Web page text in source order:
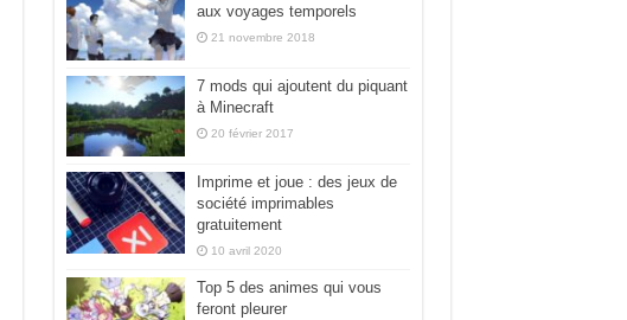
aux voyages temporels
21 novembre 2018
7 mods qui ajoutent du piquant
à Minecraft
20 février 2017
Imprime et joue : des jeux de
société imprimables
gratuitement
10 avril 2020
Top 5 des animes qui vous
feront pleurer